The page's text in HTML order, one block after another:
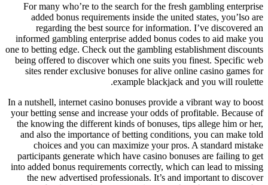
For many who’re to the search for the fresh gambling enterprise
added bonus requirements inside the united states, you’lso are
regarding the best source for information. I’ve discovered an
informed gambling enterprise added bonus codes to aid make you
one to betting edge. Check out the gambling establishment discounts
being offered to discover which one suits you finest. Specific web
sites render exclusive bonuses for alive online casino games for
example blackjack and you will roulette.
In a nutshell, internet casino bonuses provide a vibrant way to boost
your betting sense and increase your odds of profitable. Because of
the knowing the different kinds of bonuses, tips allege him or her,
and also the importance of betting conditions, you can make told
choices and you can maximize your pros. A standard mistake
participants generate which have casino bonuses are failing to get
into added bonus requirements correctly, which can lead to missing
the new advertised professionals. It’s and important to discover